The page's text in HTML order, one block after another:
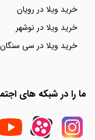
خرید ویلا در رویان
خرید ویلا در نوشهر
خرید ویلا در سی سنگان
ما را در شبکه های